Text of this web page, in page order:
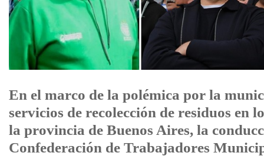
En el marco de la polémica por la
servicios de recolección de residuos en
la provincia de Buenos Aires, la
Confederación de Trabajadores